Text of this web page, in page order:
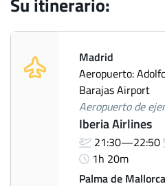
Madrid
Aeropuerto:
Barajas Airport
Aeropuerto de
Iberia Airlines
21:30—22:50
1h 20m
Palma de Mallorca